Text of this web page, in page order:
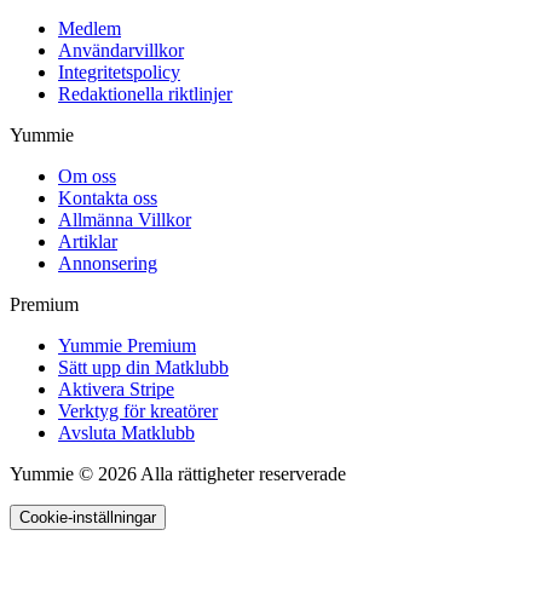
Medlem
Användarvillkor
Integritetspolicy
Redaktionella riktlinjer
Yummie
Om oss
Kontakta oss
Allmänna Villkor
Artiklar
Annonsering
Premium
Yummie Premium
Sätt upp din Matklubb
Aktivera Stripe
Verktyg för kreatörer
Avsluta Matklubb
Yummie © 2026 Alla rättigheter reserverade
Cookie-inställningar